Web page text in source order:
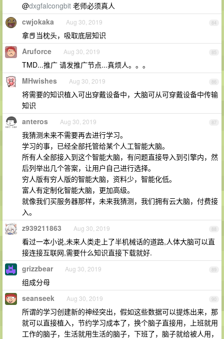
@dxgfalcongbit 老师必须真人
84
cwjokaka Aug 30, 2019
拿📕当枕头，吸取底层知识
85
Aruforce Aug 30, 2019
TMD...推广 请发推广节点...真烦人。。。
86
MHwishes Aug 30, 2019
将需要的知识植入可出穿戴设备中，大脑可从可穿戴设备中传输
知识
87
anteros Aug 30, 2019
我猜测未来不需要再去进行学习。
学习的事，已经全部托管给某个人工智能大脑。
所有人全部接入到这个智能大脑，有问题直接导入到引擎内，然
后列举出几个答案，让用户自己进行选择。
穷人版有穷人版的智能大脑，资料少，智能化低。
富人有定制化智能大脑，更加高级。
就像我们买服务器那样，未来我猜测，我们拥有云大脑，付费接
入。
88
z939211863 Aug 30, 2019
看过一本小说,未来人类走上了半机械话的道路,人体大脑可以直
接连接互联网,需要什么知识直接下载就好.
89
grizzbear Aug 30, 2019
组成分母
90
seanseek Aug 30, 2019
所谓的学习创建新的神经突出，假如这些数据可以提炼出来，那
就可以直接植入，节约学习成本了，换个脑子直接用，上班就用
工作的脑子，生活就用生活的脑子，下班了，脑子就给被人用，